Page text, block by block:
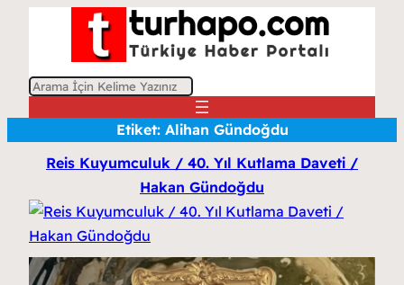
A
Etiket: Alihan Gündoğdu
Reis Kuyumculuk / 40. Yıl Kutlama Daveti /
Hakan Gündoğdu